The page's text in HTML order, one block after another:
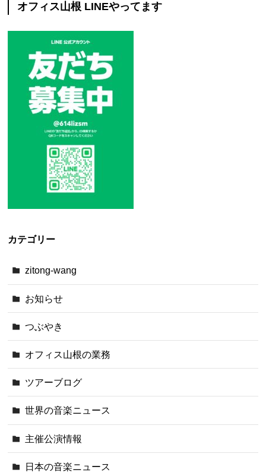
オフィス山根 LINEやってます
カテゴリー
zitong-wang
お知らせ
つぶやき
オフィス山根の業務
ツアーブログ
世界の音楽ニュース
主催公演情報
日本の音楽ニュース